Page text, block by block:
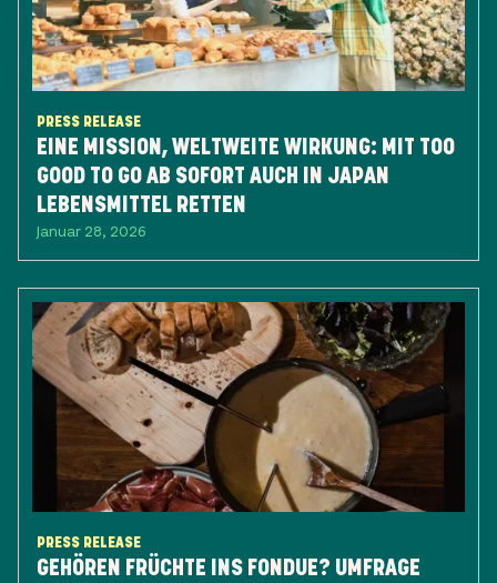
PRESS RELEASE
EINE MISSION, WELTWEITE WIRKUNG: ​MIT TOO
GOOD TO GO AB SOFORT AUCH IN JAPAN
LEBENSMITTEL RETTEN
Januar 28, 2026
PRESS RELEASE
GEHÖREN FRÜCHTE INS FONDUE? UMFRAGE